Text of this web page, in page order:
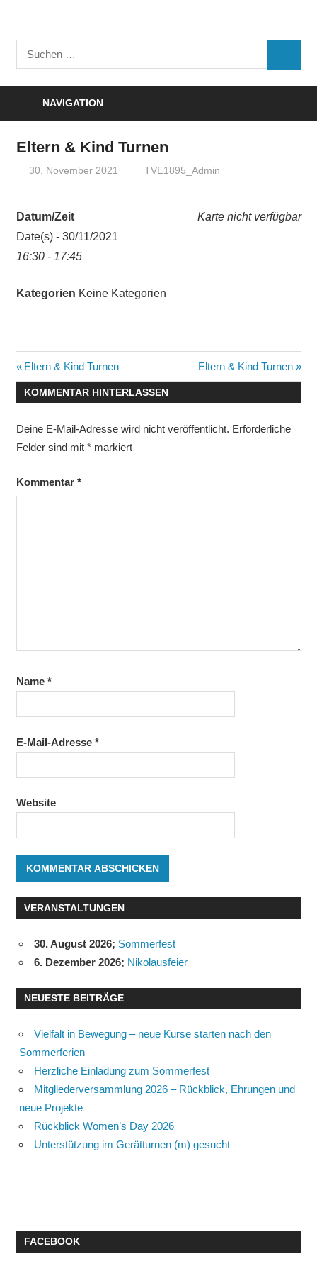
Turnverein
"Frisch
Suchen
nach:
NAVIGATION
Eltern & Kind Turnen
30. November 2021 TVE1895_Admin
Karte nicht verfügbar
Datum/Zeit
Date(s) - 30/11/2021
16:30 - 17:45
Kategorien Keine Kategorien
Beitragsnavigation
Vorheriger
Beitrag:
Eltern & Kind Turnen
Nächster
Beitrag:
Eltern & Kind Turnen
KOMMENTAR HINTERLASSEN
Deine E-Mail-Adresse wird nicht veröffentlicht. Erforderliche
Felder sind mit *markiert
Kommentar *
Name *
E-Mail-Adresse *
Website
VERANSTALTUNGEN
30. August 2026; Sommerfest
6. Dezember 2026; Nikolausfeier
NEUESTE BEITRÄGE
Vielfalt in Bewegung – neue Kurse starten nach den
Sommerferien
Herzliche Einladung zum Sommerfest
Mitgliederversammlung 2026 – Rückblick, Ehrungen und
neue Projekte
Rückblick Women’s Day 2026
Unterstützung im Gerätturnen (m) gesucht
FACEBOOK